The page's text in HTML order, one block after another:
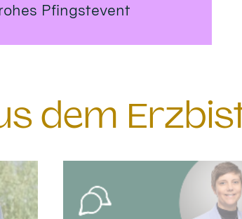
Pfingstevent
dem